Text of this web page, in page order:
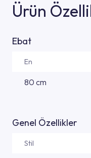
Ürün
Ebat
En
80 cm
Genel Özellikler
Stil